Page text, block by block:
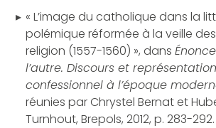
« L’image du catholique dans la
polémique réformée à la veille
religion (1557-1560) », dans
l’autre. Discours et
confessionnel à l’époque
réunies par Chrystel Bernat et
Turnhout, Brepols, 2012, p. 283-292.